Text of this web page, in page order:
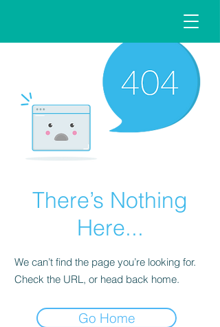
There’s Nothing
Here...
We can’t find the page you’re looking for.
Check the URL, or head back home.
Go Home